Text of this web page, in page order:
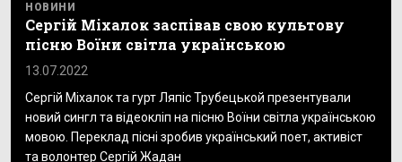
НОВИНИ
Сергій Міхалок заспівав свою культову
пісню Воїни світла українською
13.07.2022
Сергій Міхалок та гурт Ляпіс Трубецькой презентували
новий сингл та відеокліп на пісню Воїни світла українською
мовою. Переклад пісні зробив український поет, активіст
та волонтер Сергій Жадан